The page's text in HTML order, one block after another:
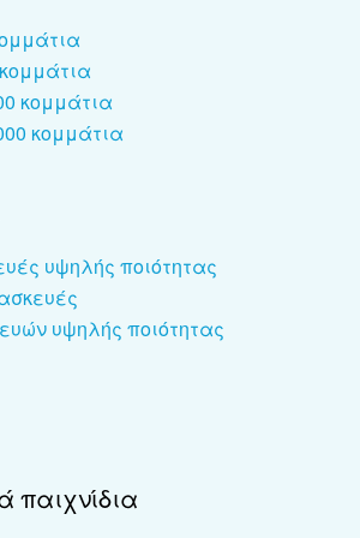
κομμάτια
κομμάτια
υψηλής ποιότητας
υψηλής ποιότητας
παιχνίδια